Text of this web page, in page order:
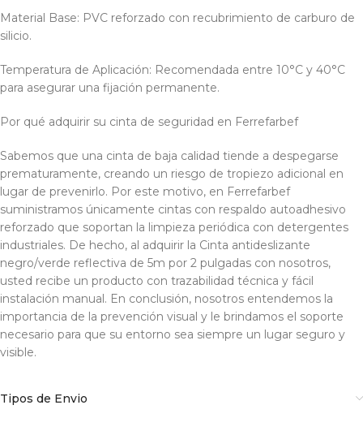
Material Base: PVC reforzado con recubrimiento de carburo de
silicio.
Temperatura de Aplicación: Recomendada entre 10°C y 40°C
para asegurar una fijación permanente.
Por qué adquirir su cinta de seguridad en Ferrefarbef
Sabemos que una cinta de baja calidad tiende a despegarse
prematuramente, creando un riesgo de tropiezo adicional en
lugar de prevenirlo. Por este motivo, en Ferrefarbef
suministramos únicamente cintas con respaldo autoadhesivo
reforzado que soportan la limpieza periódica con detergentes
industriales. De hecho, al adquirir la Cinta antideslizante
negro/verde reflectiva de 5m por 2 pulgadas con nosotros,
usted recibe un producto con trazabilidad técnica y fácil
instalación manual. En conclusión, nosotros entendemos la
importancia de la prevención visual y le brindamos el soporte
necesario para que su entorno sea siempre un lugar seguro y
visible.
Tipos de Envio